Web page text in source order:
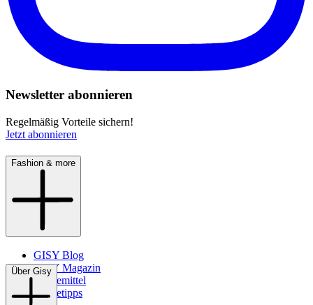
Newsletter abonnieren
Regelmäßig Vorteile sichern!
Jetzt abonnieren
Fashion & more
GISY Blog
GISY Magazin
Pflegemittel
Pflegetipps
Über Gisy